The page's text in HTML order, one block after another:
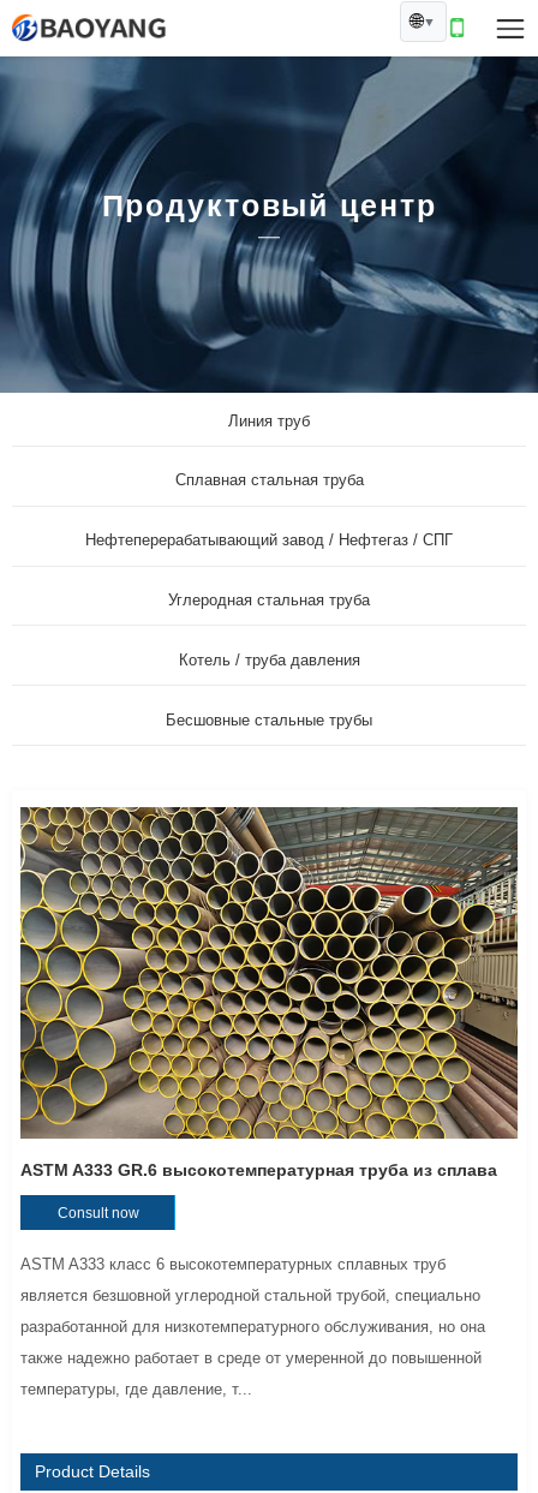
🌐▼
Продуктовый центр
Линия труб
Сплавная стальная труба
Нефтеперерабатывающий завод / Нефтегаз / СПГ
Углеродная стальная труба
Котель / труба давления
Бесшовные стальные трубы
ASTM A333 GR.6 высокотемпературная труба из сплава
Consult now
ASTM A333 класс 6 высокотемпературных сплавных труб
является безшовной углеродной стальной трубой, специально
разработанной для низкотемпературного обслуживания, но она
также надежно работает в среде от умеренной до повышенной
температуры, где давление, т...
Product Details